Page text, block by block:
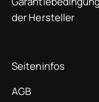
der Hersteller
Seiteninfos
AGB